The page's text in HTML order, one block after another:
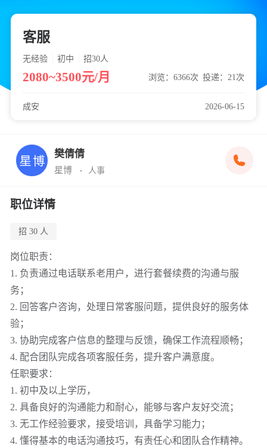
客服
无经验 初中 招30人
2080~3500元/月 浏览：6366次 投递：21次
成安 2026-06-15
樊倩倩
星博 人事
职位详情
招 30 人
岗位职责：
1. 负责通过电话联系老用户，进行套餐续费的沟通与服
务；
2. 回答客户咨询，处理日常客服问题，提供良好的服务体
验；
3. 协助完成客户信息的整理与反馈，确保工作流程顺畅；
4. 配合团队完成各项客服任务，提升客户满意度。
任职要求：
1. 初中及以上学历，
2. 具备良好的沟通能力和耐心，能够与客户友好交流；
3. 无工作经验要求，接受培训，具备学习能力；
4. 懂得基本的电话沟通技巧，有责任心和团队合作精神。